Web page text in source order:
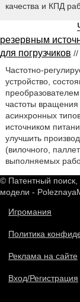
качества и КПД
резервным
для погрузчиков //
Частотно-
устройство,
частоты вращения
асинхронных
источником
улучшить
(вилочного,
выполняемых
© Патентный поиск,
модели -
Игромания
Политика
Реклама на сайте
Вход/Регистрация